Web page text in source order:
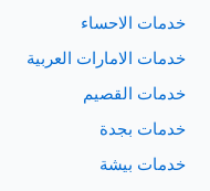
خدمات الاحساء
خدمات الامارات العربية
خدمات القصيم
خدمات بجدة
خدمات بيشة